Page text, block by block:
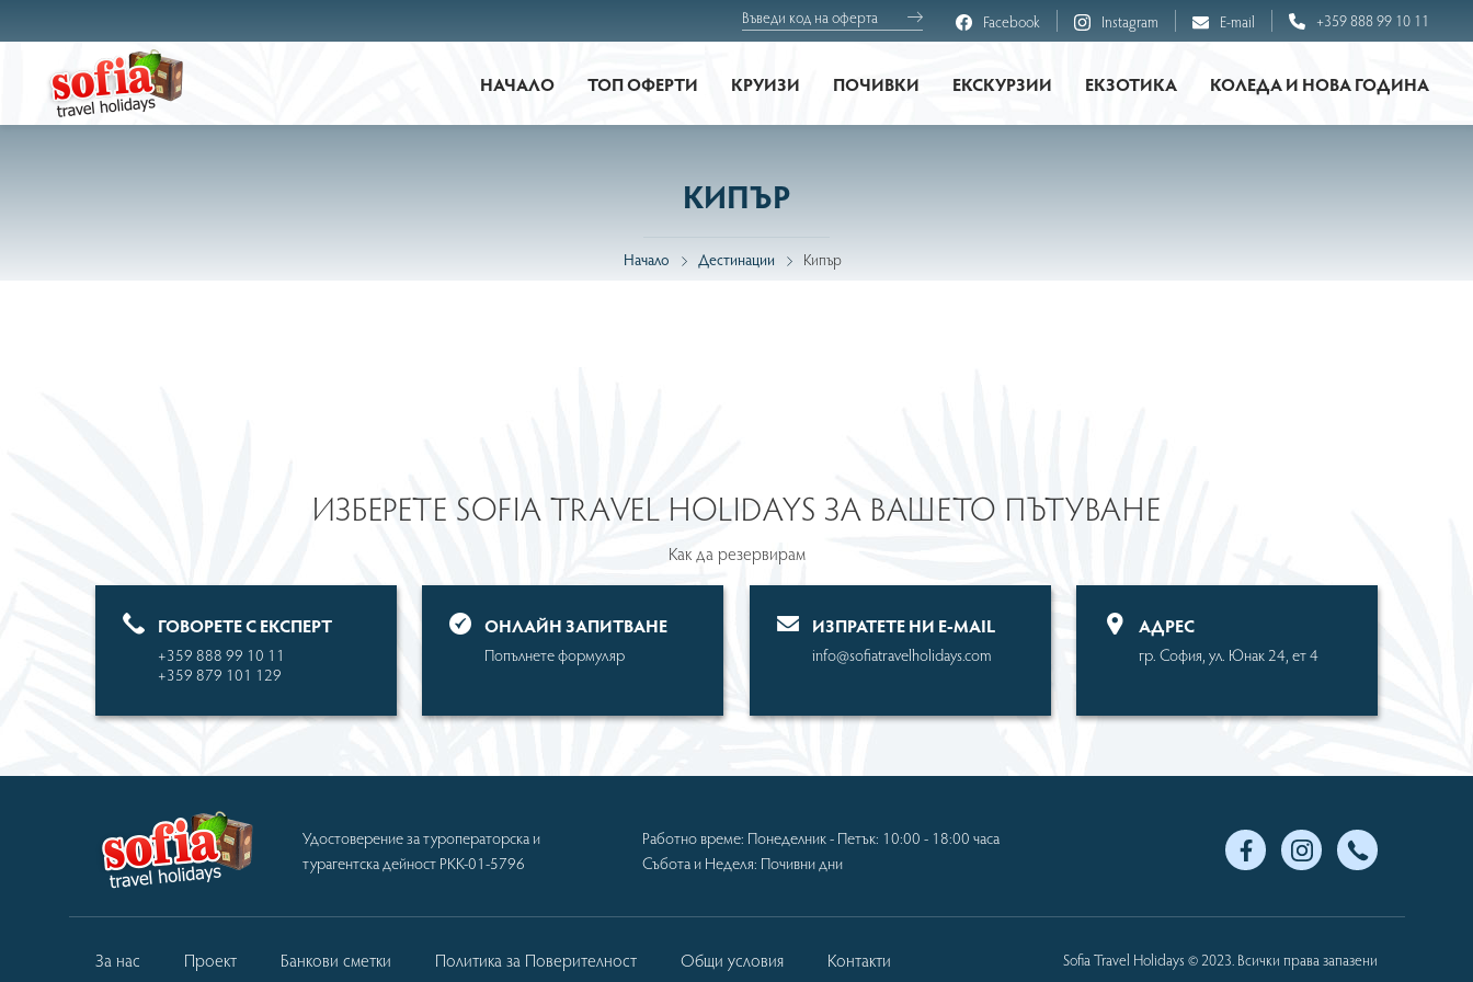
Facebook Instagram E-mail +359 888 99 10 11
НАЧАЛО ТОП ОФЕРТИ КРУИЗИ ПОЧИВКИ ЕКСКУРЗИИ ЕКЗОТИКА КОЛЕДА И НОВА ГОДИНА
КИПЪР
Начало Дестинации Кипър
ИЗБЕРЕТЕ SOFIA TRAVEL HOLIDAYS ЗА ВАШЕТО ПЪТУВАНЕ
Как да резервирам
ГОВОРЕТЕ С ЕКСПЕРТ
+359 888 99 10 11
+359 879 101 129
OНЛАЙН ЗАПИТВАНЕ
Попълнете формуляр
ИЗПРАТЕТЕ НИ Е-MAIL
info@sofiatravelholidays.com
АДРЕС
гр. София, ул. Юнак 24, ет 4
Удостоверение за туроператорска и
турагентска дейност РКК-01-5796
Работно време: Понеделник - Петък: 10:00 - 18:00 часа
Събота и Неделя: Почивни дни
За нас Проект Банкови сметки Политика за Поверителност Общи условия Контакти Sofia Travel Holidays © 2023. Всички права запазени